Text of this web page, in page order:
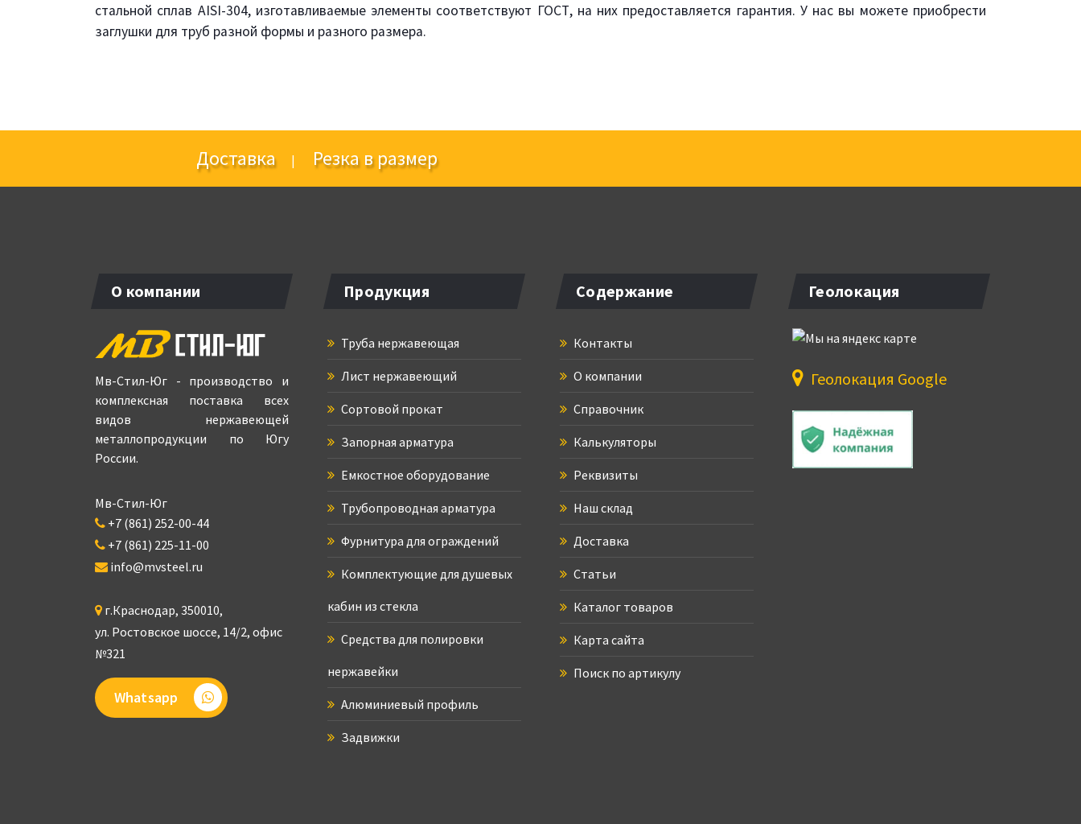
стальной сплав AISI-304, изготавливаемые элементы соответствуют ГОСТ, на них предоставляется гарантия. У нас вы можете приобрести
заглушки для труб разной формы и разного размера.
Доставка| Резка в размер
О компании
Мв-Стил-Юг - производство и
комплексная поставка всех
видов нержавеющей
металлопродукции по Югу
России.
Мв-Стил-Юг
+7 (861) 252-00-44
+7 (861) 225-11-00
info@mvsteel.ru
г.Краснодар, 350010,
ул. Ростовское шоссе, 14/2, офис
№321
Whatsapp
Продукция
Труба нержавеющая
Лист нержавеющий
Сортовой прокат
Запорная арматура
Емкостное оборудование
Трубопроводная арматура
Фурнитура для ограждений
Комплектующие для душевых
кабин из стекла
Средства для полировки
нержавейки
Алюминиевый профиль
Задвижки
Содержание
Контакты
О компании
Справочник
Калькуляторы
Реквизиты
Наш склад
Доставка
Статьи
Каталог товаров
Карта сайта
Поиск по артикулу
Геолокация
Геолокация Google